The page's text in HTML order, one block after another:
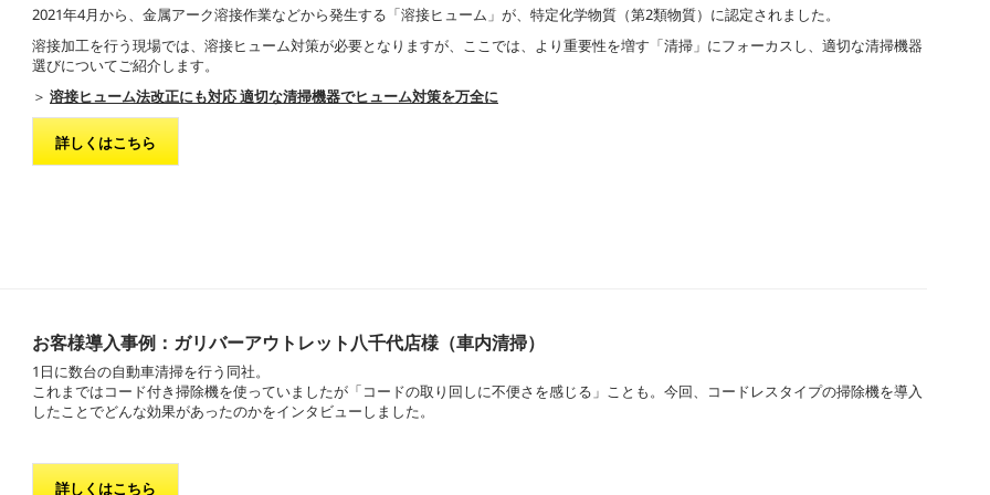
2021年4月から、金属アーク溶接作業などから発生する「溶接ヒューム」が、特定化学物質（第2類物質）に認定されました。
溶接加工を行う現場では、溶接ヒューム対策が必要となりますが、ここでは、より重要性を増す「清掃」にフォーカスし、適切な清掃機器
選びについてご紹介します。
＞ 溶接ヒューム法改正にも対応 適切な清掃機器でヒューム対策を万全に
詳しくはこちら
お客様導入事例：ガリバーアウトレット八千代店様（車内清掃）
1日に数台の自動車清掃を行う同社。
これまではコード付き掃除機を使っていましたが「コードの取り回しに不便さを感じる」ことも。今回、コードレスタイプの掃除機を導入
したことでどんな効果があったのかをインタビューしました。
詳しくはこちら